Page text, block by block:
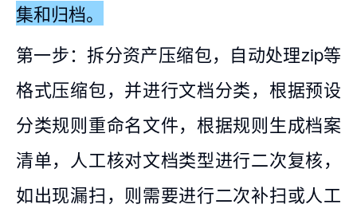
集和归档。
第一步：拆分资产压缩包，自动处理zip等
格式压缩包，并进行文档分类，根据预设
分类规则重命名文件，根据规则生成档案
清单，人工核对文档类型进行二次复核，
如出现漏扫，则需要进行二次补扫或人工